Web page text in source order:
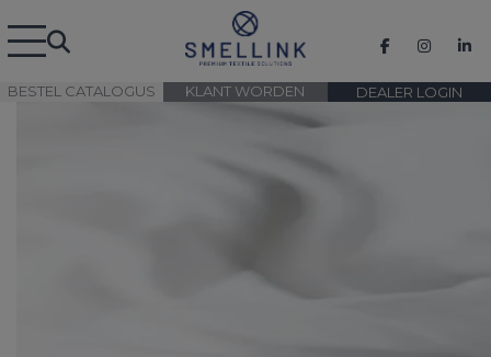
BESTEL CATALOGUS DEALER LOGIN
KLANT WORDEN